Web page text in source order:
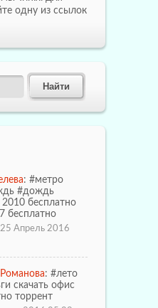
одну из ссылок
: #метро
#дождь
2010 бесплатно
бесплатно
25 Апрель 2016
: #лето
скачать офис
торрент